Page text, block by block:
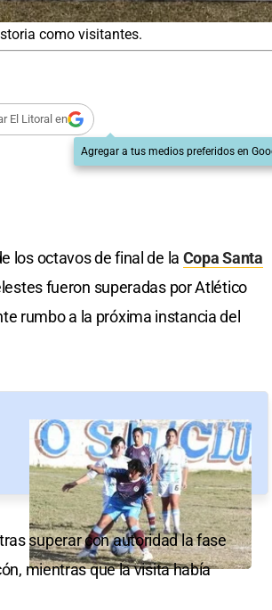
como visitantes.
El Litoral en
Agregar a tus medios preferidos en
los octavos de final de la Copa Santa
fueron superadas por Atlético
rumbo a la próxima instancia del
superar con autoridad la fase
mientras que la visita había